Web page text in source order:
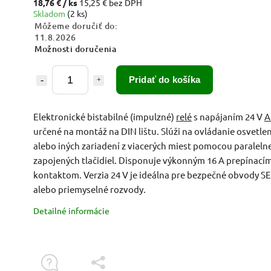
Skladom (2 ks)
Môžeme doručiť do:
11.8.2026
Možnosti doručenia
Pridať do košíka
Elektronické bistabilné (impulzné) relés napájaním 24 V
určené na montáž na DIN lištu. Slúži na ovládanie
alebo iných zariadení z viacerých miest pomocou
zapojených tlačidiel. Disponuje výkonným 16 A
kontaktom. Verzia 24 V je ideálna pre bezpečné obvody
alebo priemyselné rozvody.
Detailné informácie